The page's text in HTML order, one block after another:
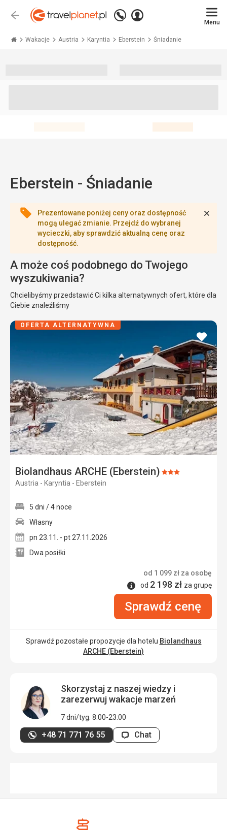
Wstecz
Zadzwoń
+48 71 771 76 55
Zaloguj
Menu
Wakacje Austria Karyntia Eberstein Śniadanie
Eberstein - Śniadanie
Prezentowane poniżej ceny oraz dostępność
mogą ulegać zmianie. Przejdź do wybranej
wycieczki, aby sprawdzić aktualną cenę oraz
dostępność.
A może coś podobnego do Twojego
wyszukiwania?
Chcielibyśmy przedstawić Ci kilka alternatywnych ofert, które dla
Ciebie znaleźliśmy
Biolandhaus ARCHE (Eberstein) Ocena:
Austria - Karyntia - Eberstein
dodaj
do
5 dni / 4 noce
Własny
pn 23.11. - pt 27.11.2026
Dwa posiłki
od 1 099 zł za osobę
Informacje
od 2 198 zł za grupę
Sprawdź cenę
Sprawdź pozostałe propozycje dla hotelu Biolandhaus
ARCHE (Eberstein)
OFERTA ALTERNATYWNA
Skorzystaj z naszej wiedzy i
zarezerwuj wakacje marzeń
7 dni/tyg. 8:00-23:00
+48 71 771 76 55 Chat